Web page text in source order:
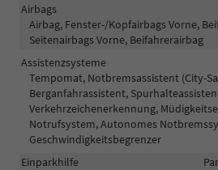
Airbags
Airbag, Fenster-/Kopfairbags Vorne,
Seitenairbags Vorne, Beifahrerairbag
Assistenzsysteme
Tempomat, Notbremsassistent (City-
Berganfahrassistent,
Verkehrzeichenerkennung,
Notrufsystem, Autonomes
Geschwindigkeitsbegrenzer
Einparkhilfe